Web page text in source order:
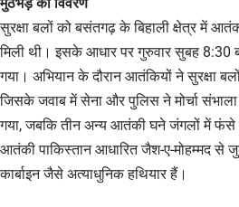
सुरक्षा बलों को बसंतगढ़ के बिहाली क्षेत्र में
मिली थी। इसके आधार पर गुरुवार सुबह 8:30
गया। अभियान के दौरान आतंकियों ने सुरक्षा
जिसके जवाब में सेना और पुलिस ने मोर्चा
गया, जबकि तीन अन्य आतंकी घने जंगलों में
आतंकी पाकिस्तान आधारित जैश-ए-मोहम्मद से
कार्बाइन जैसे अत्याधुनिक हथियार हैं।